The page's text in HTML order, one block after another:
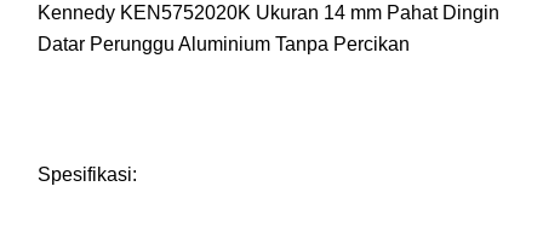
Kennedy KEN5752020K Ukuran 14 mm Pahat Dingin
Datar Perunggu Aluminium Tanpa Percikan
Spesifikasi: